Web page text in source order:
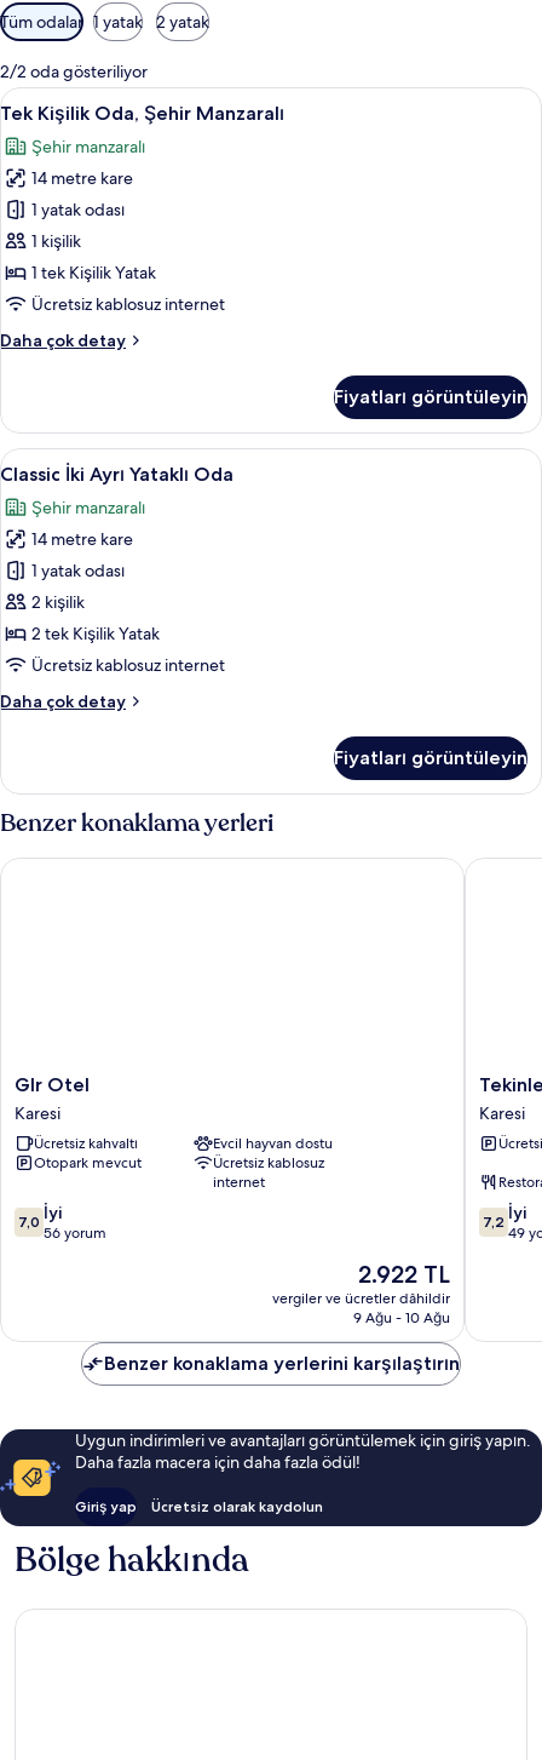
Odalar
için
mevcut
filtreler
Tüm odalar 1 yatak 2 yatak
2/2 oda gösteriliyor
Tek
Kişilik
Oda,
Şehir
Manzaralı
için
tüm
fotoğrafları
Tek Kişilik Oda, Şehir Manzaralı |
4
Tek Kişilik Oda, Şehir Manzaralı
Şehir manzaralı
14 metre kare
1 yatak odası
1 kişilik
1 tek Kişilik Yatak
Ücretsiz kablosuz internet
Daha çok detay
Tek
Manzaralı
hakkında
daha
detay
Fiyatları görüntüleyin
Classic
İki
Ayrı
Yataklı
Oda
için
tüm
fotoğrafları
Classic İki Ayrı Yataklı Oda | Kaliteli
2
Classic İki Ayrı Yataklı Oda
Şehir manzaralı
14 metre kare
1 yatak odası
2 kişilik
2 tek Kişilik Yatak
Ücretsiz kablosuz internet
Daha çok detay
Classic
Oda
hakkında
daha
fazla
detay
Fiyatları görüntüleyin
Benzer konaklama yerleri
Glr
Otel
Karesi
Glr Otel
Karesi
Ücretsiz kahvaltı
Evcil hayvan dostu
Otopark mevcut
Ücretsiz kablosuz
internet
10
üzerinden
7,0 İyi
56 yorum
Güncel
fiyat:
2.922 TL
2.922 TL
vergiler ve ücretler dâhildir
9 Ağu - 10 Ağu
Glr Otel
Tekinler
Otel
Karesi
Karesi
10
7,2 İyi
49
Tekinler
Benzer konaklama yerlerini karşılaştırın
Uygun indirimleri ve avantajları görüntülemek için giriş yapın.
Daha fazla macera için daha fazla ödül!
Giriş yap Ücretsiz olarak kaydolun
Bölge hakkında